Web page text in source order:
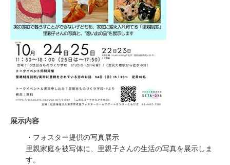
展示内容
・フォスター提供の写真展示
里親家庭を被写体に、里親子さんの生活の写真を展示しま
す。